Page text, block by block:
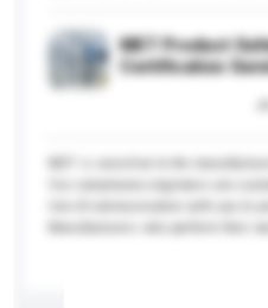
MET Product
Certification